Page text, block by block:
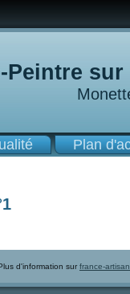
Peintre sur
Plan
d'information sur france-